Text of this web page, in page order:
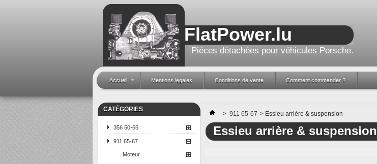
FlatPower.lu
Pièces détachées pour véhicules Porsche.
Accueil Mentions légales Conditions de vente Comment commander ?
CATÉGORIES
356 50-65
911 65-67
Moteur
> 911 65-67 > Essieu arrière & suspension
Essieu arrière & suspension